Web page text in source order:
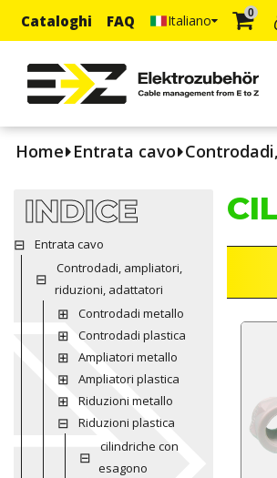
Cataloghi FAQ Italiano 0
Home Entrata cavo
INDICE
Entrata cavo
Controdadi, ampliatori,
riduzioni, adattatori
Controdadi metallo
Controdadi plastica
Ampliatori metallo
Ampliatori plastica
Riduzioni metallo
Riduzioni plastica
cilindriche con
esagono